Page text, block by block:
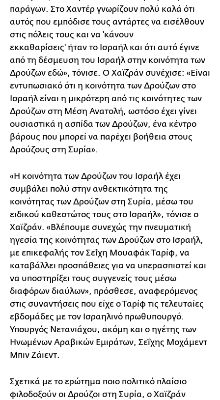
παράγων. Στο Χαντέρ γνωρίζουν πολύ καλά ότι
αυτός που εμπόδισε τους αντάρτες να εισέλθουν
στις πόλεις τους και να 'κάνουν
εκκαθαρίσεις' ήταν το Ισραήλ και ότι αυτό έγινε
από τη δέσμευση του Ισραήλ στην κοινότητα των
Δρούζων εδώ», τόνισε. Ο Χαϊζράν συνέχισε: «Είναι
εντυπωσιακό ότι η κοινότητα των Δρούζων στο
Ισραήλ είναι η μικρότερη από τις κοινότητες των
Δρούζων στη Μέση Ανατολή, ωστόσο έχει γίνει
ουσιαστικά η ασπίδα των Δρούζων, ένα κέντρο
βάρους που μπορεί να παρέχει βοήθεια στους
Δρούζους στη Συρία».
«Η κοινότητα των Δρούζων του Ισραήλ έχει
συμβάλει πολύ στην ανθεκτικότητα της
κοινότητας των Δρούζων στη Συρία, μέσω του
ειδικού καθεστώτος τους στο Ισραήλ», τόνισε ο
Χαϊζράν. «Βλέπουμε συνεχώς την πνευματική
ηγεσία της κοινότητας των Δρούζων στο Ισραήλ,
με επικεφαλής τον Σεΐχη Μουαφάκ Ταρίφ, να
καταβάλλει προσπάθειες για να υπερασπιστεί και
να υποστηρίξει τους συγγενείς τους μέσω
διαφόρων διαύλων», πρόσθεσε, αναφερόμενος
στις συναντήσεις που είχε ο Ταρίφ τις τελευταίες
εβδομάδες με τον Ισραηλινό πρωθυπουργό.
Υπουργός Νετανιάχου, ακόμη και ο ηγέτης των
Ηνωμένων Αραβικών Εμιράτων, Σεΐχης Μοχάμεντ
Μπιν Ζάιεντ.
Σχετικά με το ερώτημα ποιο πολιτικό πλαίσιο
φιλοδοξούν οι Δρούζοι στη Συρία, ο Χαϊζράν